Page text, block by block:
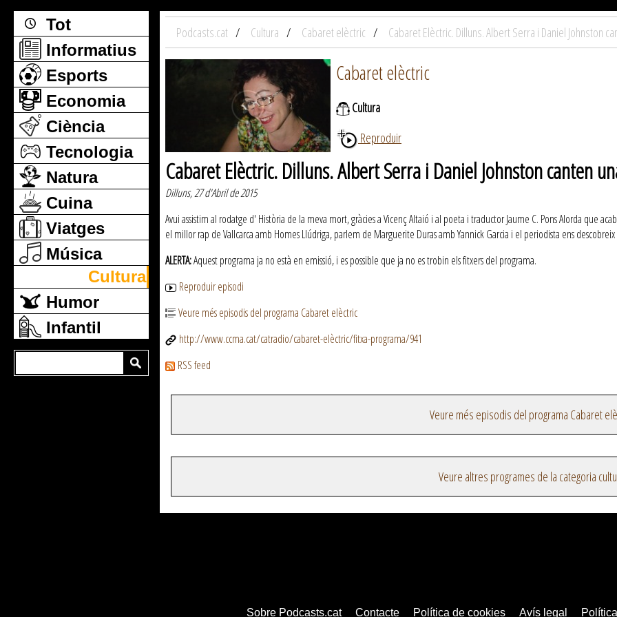
Tot
Informatius
Esports
Economia
Ciència
Tecnologia
Natura
Cuina
Viatges
Música
Cultura
Humor
Infantil
Podcasts.cat Cultura Cabaret elèctric Cabaret Elèctric. Dilluns. Albert Serra i Daniel Johnston
Cabaret elèctric
Cultura
Reproduir
Cabaret Elèctric. Dilluns. Albert Serra i Daniel Johnston canten
Dilluns, 27 d'Abril de 2015
Avui assistim al rodatge d' Història de la meva mort, gràcies a Vicenç Altaió i al poeta i traductor Jaume C. Pons Alorda que
el millor rap de Vallcarca amb Homes Llúdriga, parlem de Marguerite Duras amb Yannick Garcia i el periodista ens
ALERTA:Aquest programa ja no està en emissió, i es possible que ja no es trobin els fitxers del programa.
Reproduir episodi
Veure més episodis del programa Cabaret elèctric
http://www.ccma.cat/catradio/cabaret-elèctric/fitxa-programa/941
RSS feed
Veure més episodis del programa Cabaret
Veure altres programes de la categoria
Sobre Podcasts.cat Contacte Política de cookies Avís legal